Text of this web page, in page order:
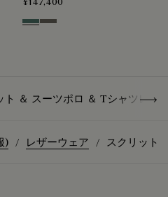
Dark Green
Signature Brown
ト ＆ スーツポロ ＆ Tシャツ レザ
) レザーウェア スクリット